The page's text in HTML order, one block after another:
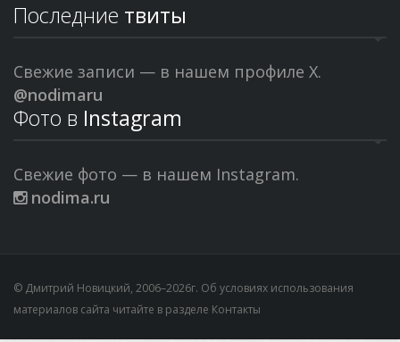
Последние твиты
Свежие записи — в нашем профиле X.
@nodimaru
Фото в Instagram
Свежие фото — в нашем Instagram.
nodima.ru
© Дмитрий Новицкий, 2006–2026г. Об условиях использования
материалов сайта читайте в разделе Контакты